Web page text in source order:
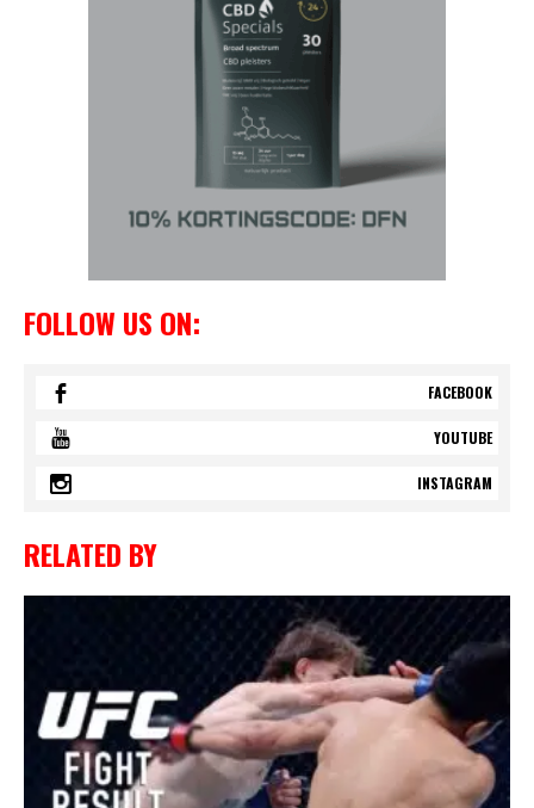
FOLLOW US ON:
FACEBOOK
YOUTUBE
INSTAGRAM
RELATED BY